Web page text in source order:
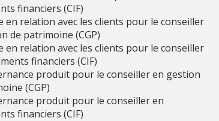
financiers (CIF)
en relation avec les clients pour le conseiller
de patrimoine (CGP)
en relation avec les clients pour le conseiller
financiers (CIF)
produit pour le conseiller en gestion
(CGP)
produit pour le conseiller en
financiers (CIF)